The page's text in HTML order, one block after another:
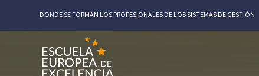
DONDE SE FORMAN LOS PROFESIONALES DE LOS SISTEMAS DE GESTIÓN